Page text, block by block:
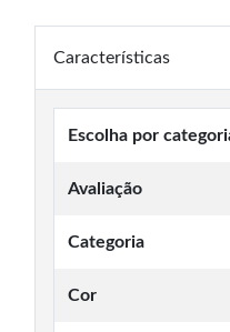
Características
Escolha por
Avaliação
Categoria
Cor